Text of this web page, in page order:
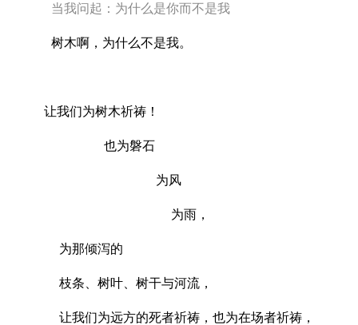
当我问起：为什么是你而不是我
树木啊，为什么不是我。
让我们为树木祈祷！
也为磐石
为风
为雨，
为那倾泻的
枝条、树叶、树干与河流，
让我们为远方的死者祈祷，也为在场者祈祷，